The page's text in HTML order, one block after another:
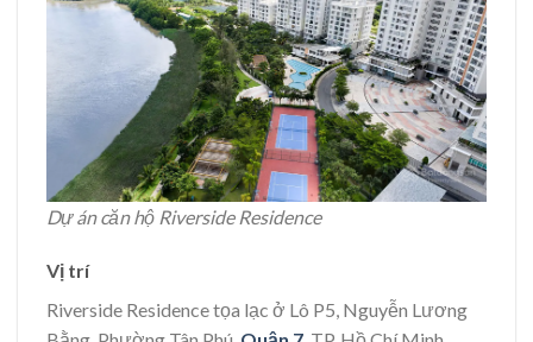
Dự án căn hộ Riverside Residence
Vị trí
Riverside Residence tọa lạc ở Lô P5, Nguyễn Lương